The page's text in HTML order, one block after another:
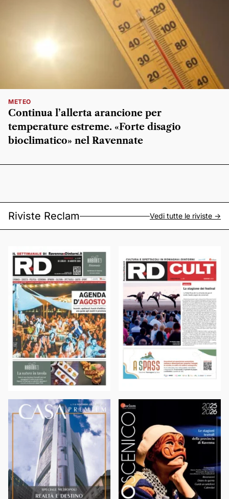
METEO
Continua l’allerta arancione per
temperature estreme. «Forte disagio
bioclimatico» nel Ravennate
Riviste Reclam Vedi tutte le riviste ->